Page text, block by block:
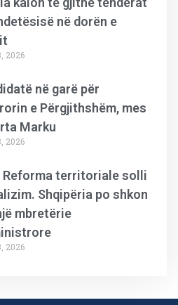
në dorën e
2026
në garë për
e Përgjithshëm, mes
Marku
2026
Reforma territoriale solli
Shqipëria po shkon
mbretërie
2026